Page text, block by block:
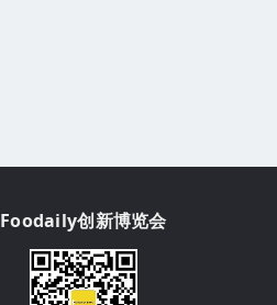
Foodaily创新博览会